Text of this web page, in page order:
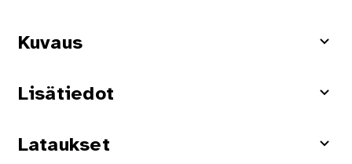
Kuvaus
Lisätiedot
Lataukset